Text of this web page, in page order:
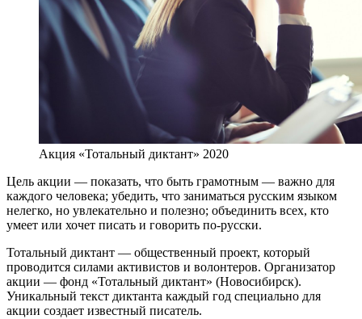
Акция «Тотальный диктант» 2020
Цель акции — показать, что быть грамотным — важно для
каждого человека; убедить, что заниматься русским языком
нелегко, но увлекательно и полезно; объединить всех, кто
умеет или хочет писать и говорить по-русски.
Тотальный диктант — общественный проект, который
проводится силами активистов и волонтеров. Организатор
акции — фонд «Тотальный диктант» (Новосибирск).
Уникальный текст диктанта каждый год специально для
акции создает известный писатель.